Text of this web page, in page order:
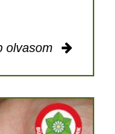
olvasom